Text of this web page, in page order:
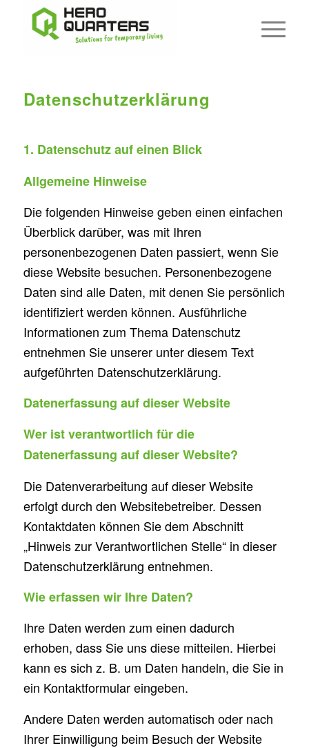
Datenschutzerklärung
1. Datenschutz auf einen Blick
Allgemeine Hinweise
Die folgenden Hinweise geben einen einfachen
Überblick darüber, was mit Ihren
personenbezogenen Daten passiert, wenn Sie
diese Website besuchen. Personenbezogene
Daten sind alle Daten, mit denen Sie persönlich
identifiziert werden können. Ausführliche
Informationen zum Thema Datenschutz
entnehmen Sie unserer unter diesem Text
aufgeführten Datenschutzerklärung.
Datenerfassung auf dieser Website
Wer ist verantwortlich für die
Datenerfassung auf dieser Website?
Die Datenverarbeitung auf dieser Website
erfolgt durch den Websitebetreiber. Dessen
Kontaktdaten können Sie dem Abschnitt
„Hinweis zur Verantwortlichen Stelle“ in dieser
Datenschutzerklärung entnehmen.
Wie erfassen wir Ihre Daten?
Ihre Daten werden zum einen dadurch
erhoben, dass Sie uns diese mitteilen. Hierbei
kann es sich z. B. um Daten handeln, die Sie in
ein Kontaktformular eingeben.
Andere Daten werden automatisch oder nach
Ihrer Einwilligung beim Besuch der Website